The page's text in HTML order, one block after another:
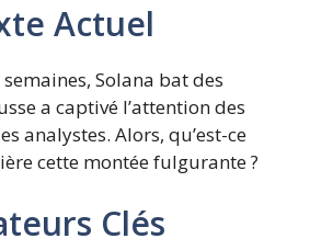
Actuel
Solana bat des
a captivé l’attention des
analystes. Alors, qu’est-ce
cette montée fulgurante ?
Clés